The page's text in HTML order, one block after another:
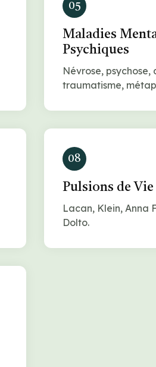
05
Maladies
Psychiques
Névrose, psychose,
traumatisme,
08
Pulsions de
Lacan, Klein, Anna
Dolto.